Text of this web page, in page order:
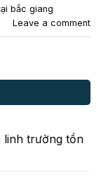
bắc giang
Leave a comment
linh trường tồn